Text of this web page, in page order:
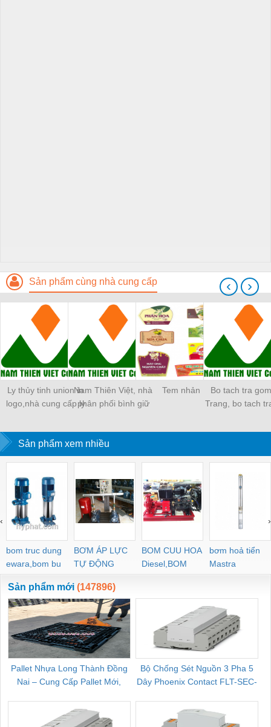
Sản phẩm cùng nhà cung cấp
Ly thủy tinh union in
logo,nhà cung cấp ly
tphcm
Nam Thiên Việt, nhà
phân phối bình giữ
Tem nhản
Bo tach tra
Trang, bo tach
‹ ›
Sản phẩm xem nhiều
bom truc dung
ewara,bom bu
ewara
BƠM ÁP LỰC
TỰ ĐỘNG
BOM CUU HOA
Diesel,BOM
CHUA CHAY
bơm hoả tiển
Mastra
‹ ›
Sản phẩm mới (147896)
Pallet Nhựa Long Thành Đồng
Nai – Cung Cấp Pallet Mới,
Bộ Chống Sét Nguồn 3 Pha 5
Dây Phoenix Contact FLT-SEC-